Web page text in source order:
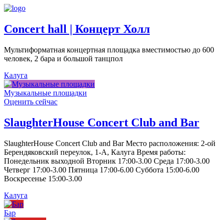
Concert hall | Концерт Холл
Мультиформатная концертная площадка вместимостью до 600
человек, 2 бара и большой танцпол
Калуга
Музыкальные площадки
Оценить сейчас
SlaughterHouse Concert Club and Bar
SlaughterHouse Concert Club and Bar Место расположения: 2-ой
Берендяковский переулок, 1-А, Калуга Время работы:
Понедельник выходной Вторник 17:00-3.00 Среда 17:00-3.00
Четверг 17:00-3.00 Пятница 17:00-6.00 Суббота 15:00-6.00
Воскресенье 15:00-3.00
Калуга
Бар